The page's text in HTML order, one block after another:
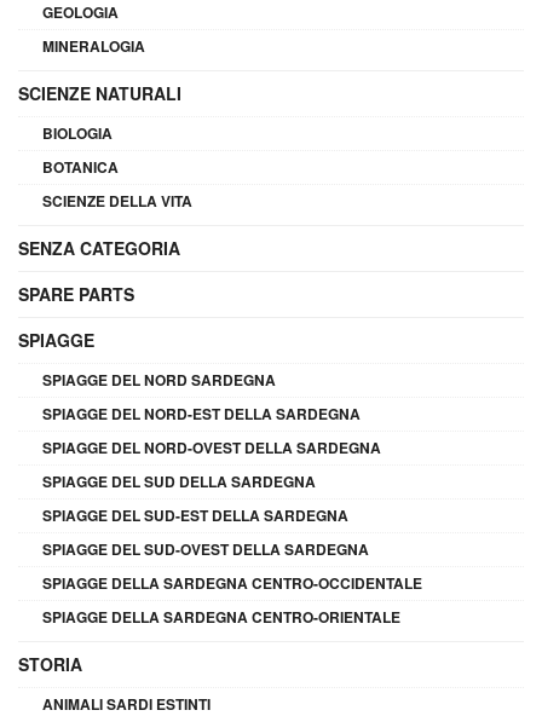
GEOLOGIA
MINERALOGIA
SCIENZE NATURALI
BIOLOGIA
BOTANICA
SCIENZE DELLA VITA
SENZA CATEGORIA
SPARE PARTS
SPIAGGE
SPIAGGE DEL NORD SARDEGNA
SPIAGGE DEL NORD-EST DELLA SARDEGNA
SPIAGGE DEL NORD-OVEST DELLA SARDEGNA
SPIAGGE DEL SUD DELLA SARDEGNA
SPIAGGE DEL SUD-EST DELLA SARDEGNA
SPIAGGE DEL SUD-OVEST DELLA SARDEGNA
SPIAGGE DELLA SARDEGNA CENTRO-OCCIDENTALE
SPIAGGE DELLA SARDEGNA CENTRO-ORIENTALE
STORIA
ANIMALI SARDI ESTINTI